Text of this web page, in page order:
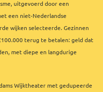
uitgevoerd door een
een niet-Nederlandse
wijken selecteerde. Gezinnen
terug te betalen: geld dat
met diepe en langdurige
Wijktheater met gedupeerde